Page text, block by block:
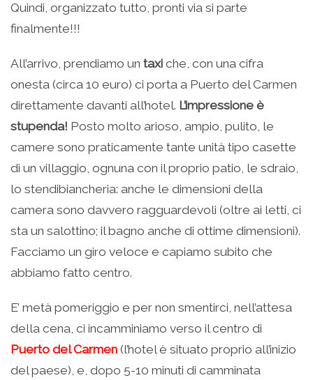
Quindi, organizzato tutto, pronti via si parte
finalmente!!!
All’arrivo, prendiamo un taxi che, con una cifra
onesta (circa 10 euro) ci porta a Puerto del Carmen
direttamente davanti all’hotel. L’impressione è
stupenda! Posto molto arioso, ampio, pulito, le
camere sono praticamente tante unità tipo casette
di un villaggio, ognuna con il proprio patio, le sdraio,
lo stendibiancheria: anche le dimensioni della
camera sono davvero ragguardevoli (oltre ai letti, ci
sta un salottino; il bagno anche di ottime dimensioni).
Facciamo un giro veloce e capiamo subito che
abbiamo fatto centro.
E’ metà pomeriggio e per non smentirci, nell’attesa
della cena, ci incamminiamo verso il centro di
Puerto del Carmen (l’hotel è situato proprio all’inizio
del paese), e, dopo 5-10 minuti di camminata